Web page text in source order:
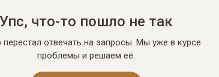
Упс, что-то пошло не так
перестал отвечать на запросы. Мы уже в курсе
проблемы и решаем её.